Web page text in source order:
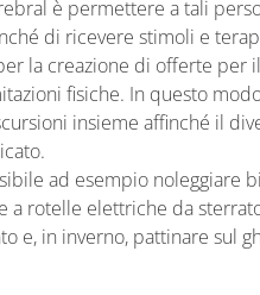
è permettere a tali
di ricevere stimoli e
la creazione di offerte per
fisiche. In questo
insieme affinché il
ad esempio noleggiare
rotelle elettriche da
e, in inverno, pattinare sul